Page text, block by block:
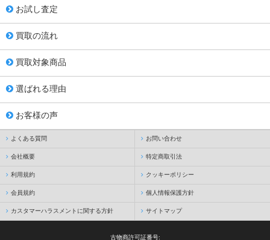
お試し査定
買取の流れ
買取対象商品
選ばれる理由
お客様の声
よくある質問 お問い合わせ
会社概要 特定商取引法
利用規約 クッキーポリシー
会員規約 個人情報保護方針
カスタマーハラスメントに関する方針 サイトマップ
古物商許可証番号: